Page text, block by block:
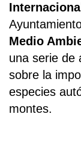
Medio
una serie de
sobre la
especies
montes.